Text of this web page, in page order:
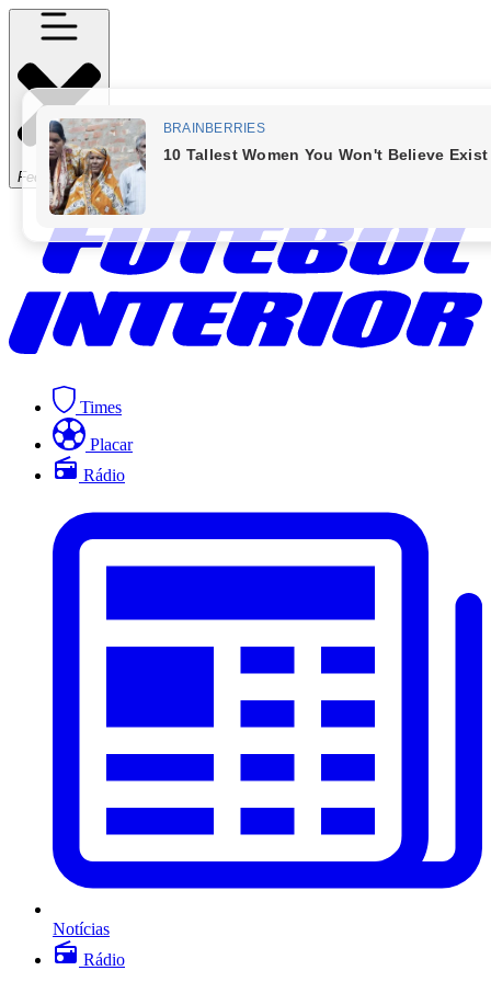
Fechar Menu
Times
Placar
Rádio
Notícias
Rádio